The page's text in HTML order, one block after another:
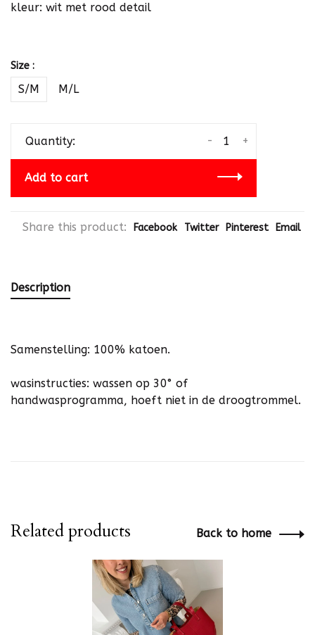
kleur: wit met rood detail
Size :
S/M M/L
Quantity: +
-
Add to cart
Share this product: Facebook Twitter Pinterest Email
Description
Samenstelling: 100% katoen.
wasinstructies: wassen op 30° of
handwasprogramma, hoeft niet in de droogtrommel.
Related products Back to home